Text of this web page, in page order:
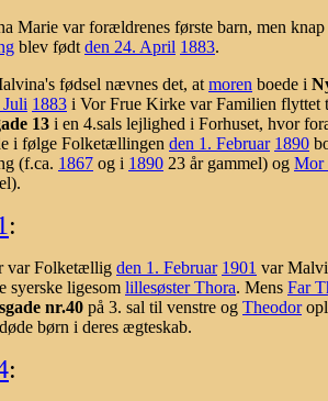
Marie var forældrenes første barn, men
blev født den 24. April 1883.
fødsel nævnes det, at moren boede i
Juli 1883 i Vor Frue Kirke var Familien
13 i en 4.sals lejlighed i Forhuset, hvor
i følge Folketællingen den 1. Februar 1890
(f.ca. 1867 og i 1890 23 år gammel) og Mor
:
var Folketællig den 1. Februar 1901 var
syerske ligesom lillesøster Thora. Mens Far
nr.40 på 3. sal til venstre og Theodor
børn i deres ægteskab.
: